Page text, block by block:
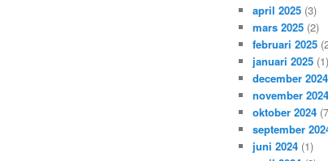
april 2025 (3)
mars 2025 (2)
februari 2025
januari 2025 (1)
december 2024
november 2024
oktober 2024
september
juni 2024 (1)